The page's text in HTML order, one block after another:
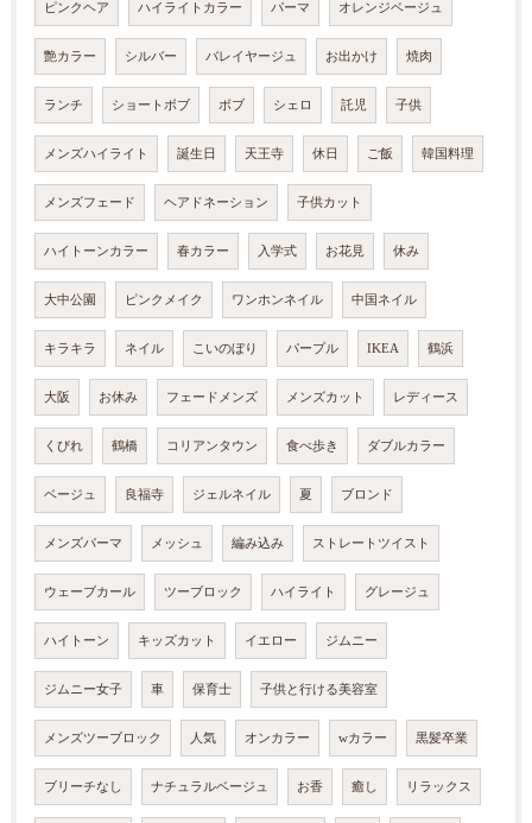
ピンクヘア ハイライトカラー パーマ オレンジベージュ
艶カラー シルバー バレイヤージュ お出かけ 焼肉
ランチ ショートボブ ボブ シェロ 託児 子供
メンズハイライト 誕生日 天王寺 休日 ご飯 韓国料理
メンズフェード ヘアドネーション 子供カット
ハイトーンカラー 春カラー 入学式 お花見 休み
大中公園 ピンクメイク ワンホンネイル 中国ネイル
キラキラ ネイル こいのぼり パープル IKEA 鶴浜
大阪 お休み フェードメンズ メンズカット レディース
くびれ 鶴橋 コリアンタウン 食べ歩き ダブルカラー
ベージュ 良福寺 ジェルネイル 夏 ブロンド
メンズパーマ メッシュ 編み込み ストレートツイスト
ウェーブカール ツーブロック ハイライト グレージュ
ハイトーン キッズカット イエロー ジムニー
ジムニー女子 車 保育士 子供と行ける美容室
メンズツーブロック 人気 オンカラー wカラー 黒髪卒業
ブリーチなし ナチュラルベージュ お香 癒し リラックス